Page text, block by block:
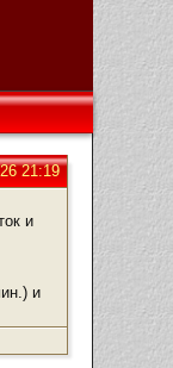
21:19
и
и